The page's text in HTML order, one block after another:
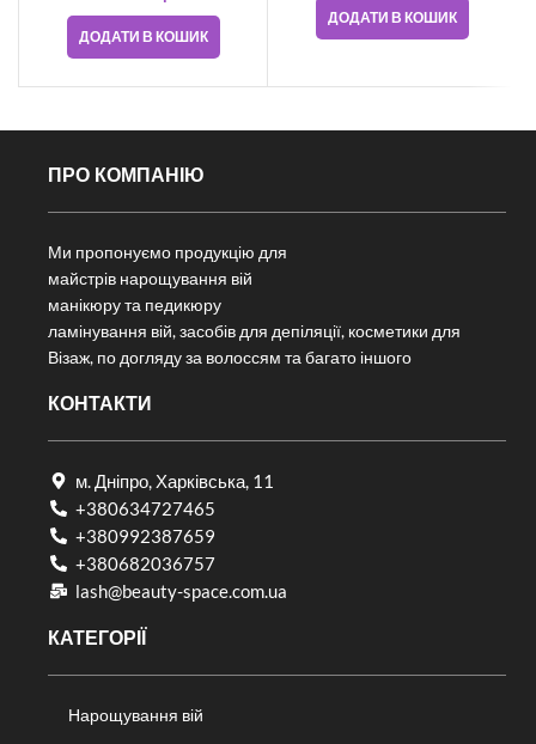
ДОДАТИ В КОШИК
ДОДАТИ В КОШИК
ПРО КОМПАНІЮ
Ми пропонуємо продукцію для
майстрів нарощування вій
манікюру та педикюру
ламінування вій, засобів для депіляції, косметики для
Візаж, по догляду за волоссям та багато іншого
КОНТАКТИ
м. Дніпро, Харківська, 11
+380634727465
+380992387659
+380682036757​
lash@beauty-space.com.ua
КАТЕГОРІЇ
Нарощування вій